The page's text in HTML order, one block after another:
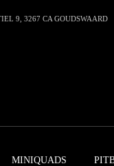
9, 3267 CA GOUDSWAARD
MINIQUADS